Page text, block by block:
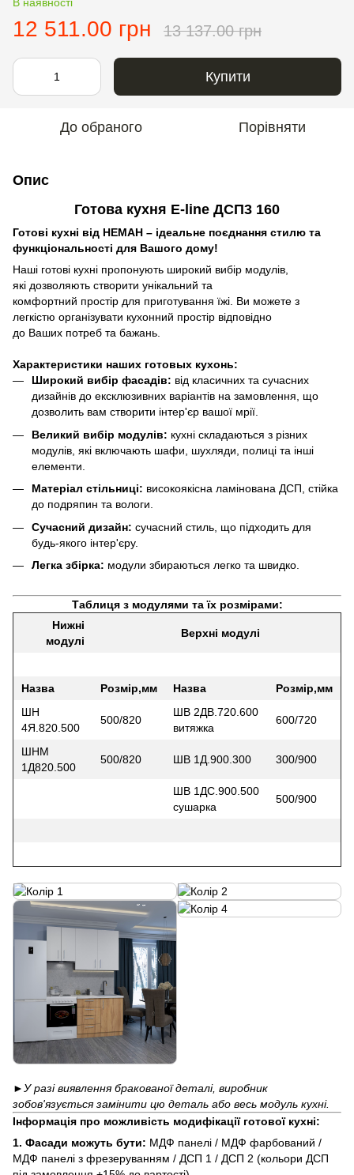
12 511.00 грн 13 137.00 грн
Купити
До обраного Порівняти
Опис
Готова кухня E-line ДСП3 160
Готові кухні від НЕМАН – ідеальне поєднання стилю та
функціональності для Вашого дому!
Наші готові кухні пропонують широкий вибір модулів,
які дозволяють створити унікальний та
комфортний простір для приготування їжі. Ви можете з
легкістю організувати кухонний простір відповідно
до Ваших потреб та бажань.
Характеристики наших готовых кухонь:
Широкий вибір фасадів: від класичних та сучасних
дизайнів до ексклюзивних варіантів на замовлення, що
дозволить вам створити інтер'єр вашої мрії.
Великий вибір модулів: кухні складаються з різних
модулів, які включають шафи, шухляди, полиці та інші
елементи.
Матеріал стільниці: високоякісна ламінована ДСП, стійка
до подряпин та вологи.
Сучасний дизайн: сучасний стиль, що підходить для
будь-якого інтер'єру.
Легка збірка: модули збираються легко та швидко.
Таблиця з модулями та їх розмірами:
Нижні
модулі
Верхні модулі
Назва Розмір,мм Назва
Розмір,мм
ШН
4Я.820.500
500/820
ШВ 2ДВ.720.600
витяжка
600/720
ШНМ
1Д820.500
500/820 ШВ 1Д.900.300 300/900
ШВ 1ДС.900.500
сушарка
500/900
►У разі виявлення бракованої деталі, виробник
зобов'язується замінити цю деталь або весь модуль кухні.
Інформація про можливість модифікації готової кухні:
1. Фасади можуть бути: МДФ панелі / МДФ фарбований /
МДФ панелі з фрезеруванням / ДСП 1 / ДСП 2 (кольори ДСП